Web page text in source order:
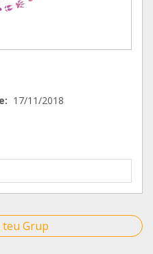
17/11/2018
Grup